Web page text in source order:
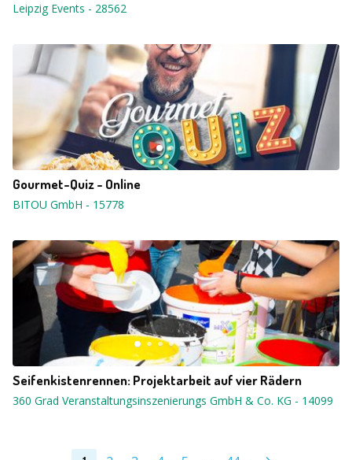
Leipzig Events - 28562
Gourmet-Quiz - Online
BITOU GmbH - 15778
Seifenkistenrennen: Projektarbeit auf vier Rädern
360 Grad Veranstaltungsinszenierungs GmbH & Co. KG - 14099